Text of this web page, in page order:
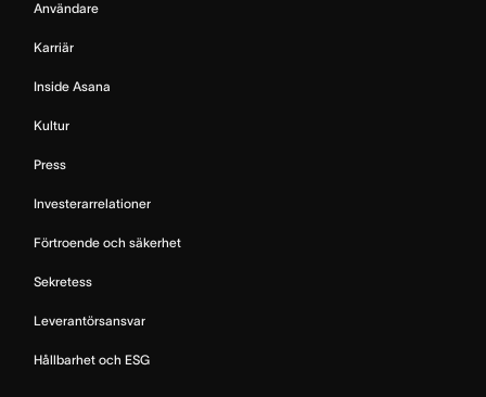
Användare
Karriär
Inside Asana
Kultur
Press
Investerarrelationer
Förtroende och säkerhet
Sekretess
Leverantörsansvar
Hållbarhet och ESG